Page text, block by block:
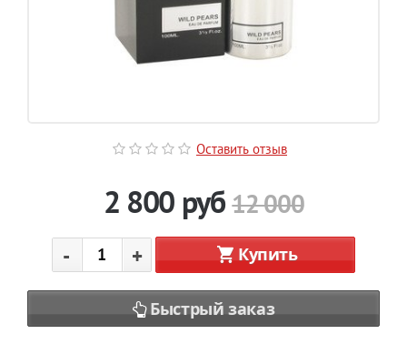
Оставить отзыв
2 800 руб 12 000
- + Купить
Быстрый заказ